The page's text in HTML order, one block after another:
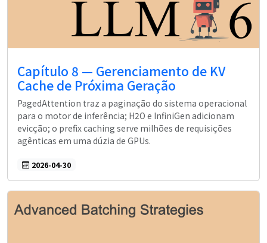
Capítulo 8 — Gerenciamento de KV
Cache de Próxima Geração
PagedAttention traz a paginação do sistema operacional
para o motor de inferência; H2O e InfiniGen adicionam
evicção; o prefix caching serve milhões de requisições
agênticas em uma dúzia de GPUs.
2026-04-30